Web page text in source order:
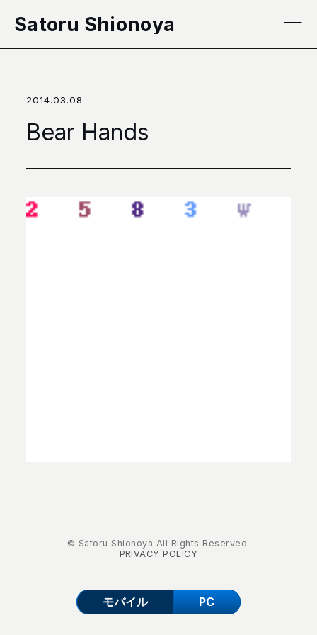
Satoru Shionoya
2014.03.08
Bear Hands
© Satoru Shionoya All Rights Reserved.
PRIVACY POLICY
モバイル PC